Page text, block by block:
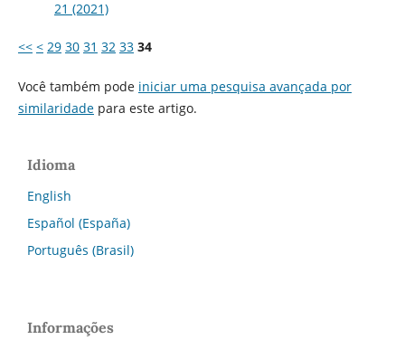
21 (2021)
<< < 29 30 31 32 33 34
Você também pode iniciar uma pesquisa avançada por
similaridadepara este artigo.
Idioma
English
Español (España)
Português (Brasil)
Informações